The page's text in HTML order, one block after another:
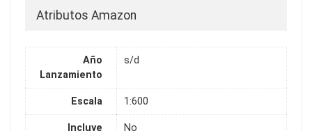
Atributos Amazon
Año
Lanzamiento
s/d
Escala 1:600
Incluye
No